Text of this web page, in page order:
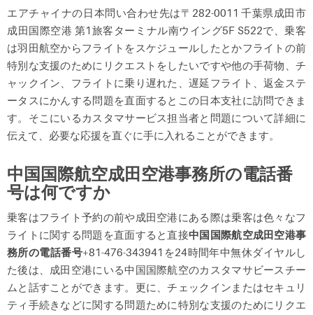
エアチャイナの日本問い合わせ先は〒282-0011 千葉県成田市
成田国際空港 第1旅客ターミナル南ウイング5F S522で、乗客
は羽田航空からフライトをスケジュールしたとかフライトの前
特別な支援のためにリクエストをしたいですや他の手荷物、チ
ャックイン、フライトに乗り遅れた、遅延フライト、返金ステ
ータスにかんする問題を直面するとこの日本支社に訪問できま
す。そこにいるカスタマサービス担当者と問題について詳細に
伝えて、必要な応援を直ぐに手に入れることができます。
中国国際航空成田空港事務所の電話番
号は何ですか
乗客はフライト予約の前や成田空港にある際は乗客は色々なフ
ライトに関する問題を直面すると直接中国国際航空成田空港事
務所の電話番号+81-476-343941を24時間年中無休ダイヤルし
た後は、成田空港にいる中国国際航空のカスタマサビースチー
ムと話すことができます。更に、チェックインまたはセキュリ
ティ手続きなどに関する問題ために特別な支援のためにリクエ